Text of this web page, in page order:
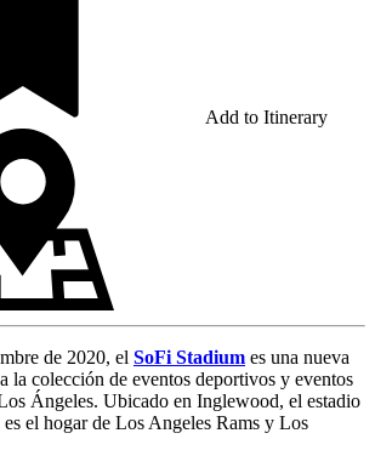
Add to Itinerary
de 2020, el SoFi Stadium es una nueva
la colección de eventos deportivos y eventos
Ángeles. Ubicado en Inglewood, el estadio
el hogar de Los Angeles Rams y Los